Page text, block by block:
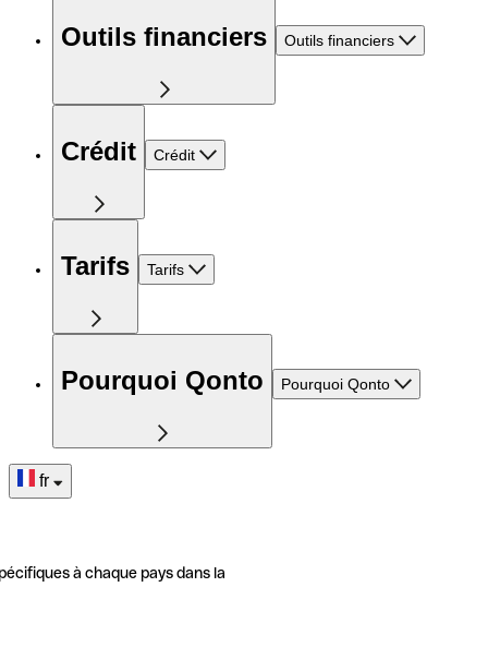
Outils financiers Outils financiers
Crédit Crédit
Tarifs Tarifs
Pourquoi Qonto Pourquoi Qonto
fr
à chaque pays dans la